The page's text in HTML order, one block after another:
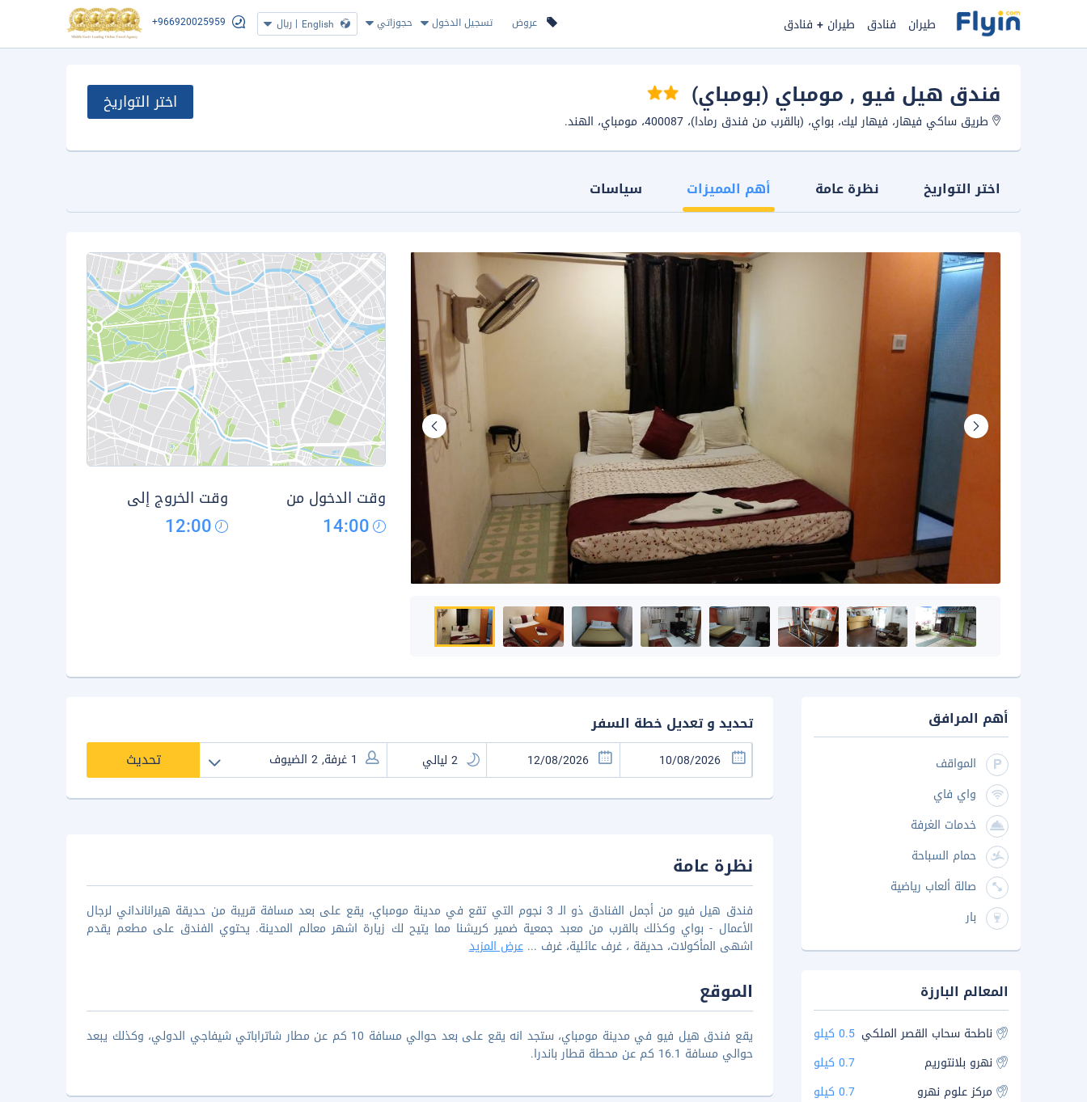
عروض تسجيل الدخول حجوزاتي English
| ريال +966920025959 طيران فنادق طيران + فنادق
فندق هيل فيو , مومباي (بومباي)
طريق ساكي فيهار، فيهار ليك، بواي، (بالقرب من فندق رمادا)، 400087، مومباي، الهند.
اختر التواريخ
اختر التواريخ نظرة عامة أهم المميزات سياسات
وقت الدخول من
14:00
وقت الخروج إلى
12:00
تحديد و تعديل خطة السفر
تحديث
نظرة عامة
فندق هيل فيو من أجمل الفنادق ذو الـ 3 نجوم التي تقع في مدينة مومباي، يقع على بعد مسافة قريبة من حديقة هيرانانداني لرجال
الأعمال - بواي وكذلك بالقرب من معبد جمعية ضمير كريشنا مما يتيح لك زيارة اشهر معالم المدينة. يحتوي الفندق على مطعم يقدم
اشهى المأكولات، حديقة ، غرف عائلية، غرف ...عرض المزيد
الموقع
يقع فندق هيل فيو في مدينة مومباي، ستجد انه يقع على بعد حوالي مسافة 10 كم عن مطار شاتراباتي شيفاجي الدولي، وكذلك يبعد
حوالي مسافة 16.1 كم عن محطة قطار باندرا.
أهم المرافق
المواقف
واي فاي
خدمات الغرفة
حمام السباحة
صالة ألعاب رياضية
بار
المعالم البارزة
ناطحة سحاب القصر الملكي 0.5 كيلو
نهرو بلانتوريم
0.7 كيلو
مركز علوم نهرو
0.7 كيلو